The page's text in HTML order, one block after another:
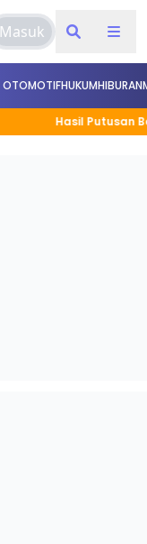
Masuk
OTOMOTIFHUKUMHIBURAN
Hasil Putusan Banding